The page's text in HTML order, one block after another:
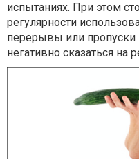
испытаниях. При этом
регулярности
перерывы или
негативно сказаться на